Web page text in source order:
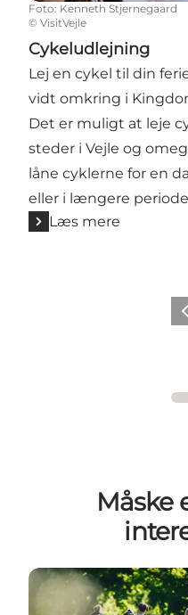
Foto: Kenneth Stjernegaard
© VisitVejle
Cykeludlejning
Lej en cykel til din
vidt omkring i
Det er muligt at leje
steder i Vejle og
låne cyklerne for en
eller i længere
Læs mere
Måske